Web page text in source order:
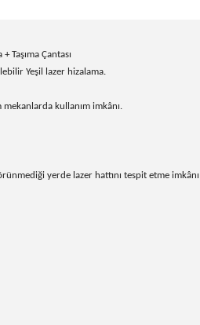
Taşıma Çantası
Yeşil lazer hizalama.
kullanım imkânı.
yerde lazer hattını tespit etme